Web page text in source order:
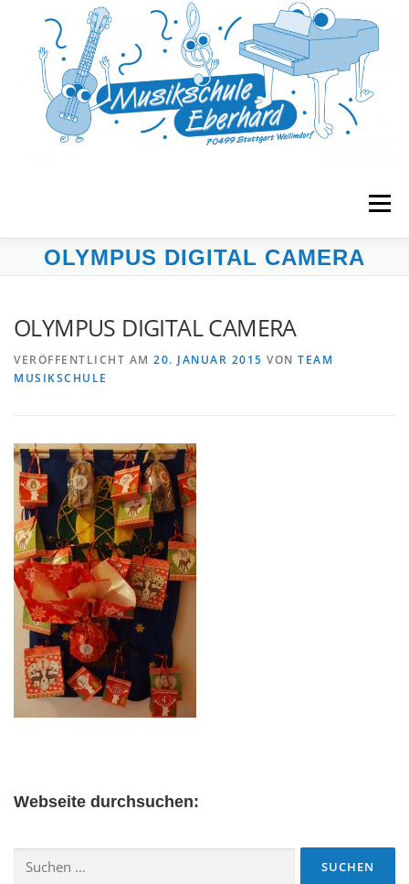
springen
Menü
UNTERRICHT BANDS & ENSEMBLES
OLYMPUS DIGITAL CAMERA
OLYMPUS DIGITAL CAMERA
VERÖFFENTLICHT AM 20. JANUAR 2015 VON TEAM
MUSIKSCHULE
Webseite durchsuchen:
nach: